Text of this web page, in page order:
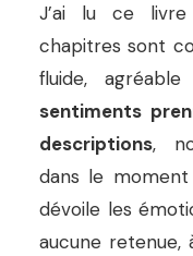
J’ai lu ce livre
chapitres sont
fluide,
sentiments
descriptions,
dans le moment
dévoile les
aucune retenue,